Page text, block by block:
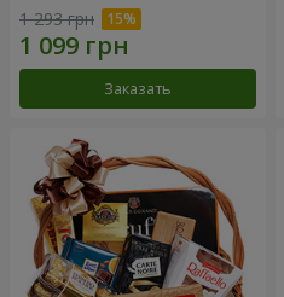
1 293 грн
Заказать